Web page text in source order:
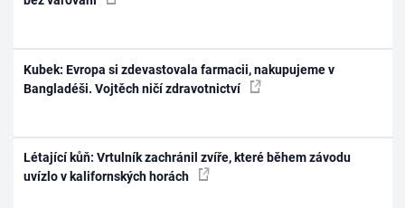
Kubek: Evropa si zdevastovala farmacii, nakupujeme v
Bangladéši. Vojtěch ničí zdravotnictví
Létající kůň: Vrtulník zachránil zvíře, které během závodu
uvízlo v kalifornských horách